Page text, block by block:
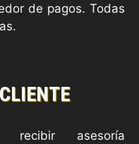
de pagos. Todas
recibir asesoría